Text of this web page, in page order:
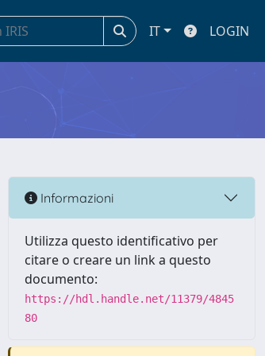
IT LOGIN
Informazioni
Utilizza questo identificativo per
citare o creare un link a questo
documento:
https://hdl.handle.net/11379/4845
80